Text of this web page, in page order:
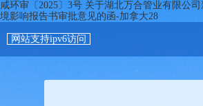
咸环审〔2025〕3号 关于湖北万合管业有限公
境影响报告书审批意见的函-加拿大28
网站支持ipv6访问